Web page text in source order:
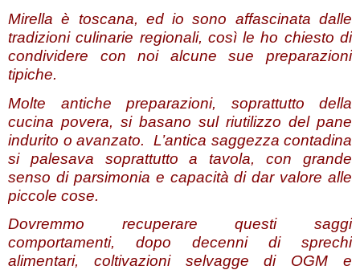
Mirella è toscana, ed io sono affascinata dalle
tradizioni culinarie regionali, così le ho chiesto di
condividere con noi alcune sue preparazioni
tipiche.
Molte antiche preparazioni, soprattutto della
cucina povera, si basano sul riutilizzo del pane
indurito o avanzato. L’antica saggezza contadina
si palesava soprattutto a tavola, con grande
senso di parsimonia e capacità di dar valore alle
piccole cose.
Dovremmo recuperare questi saggi
comportamenti, dopo decenni di sprechi
alimentari, coltivazioni selvagge di OGM e